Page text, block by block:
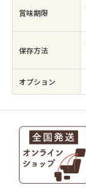
賞味期限
保存方法
オプション